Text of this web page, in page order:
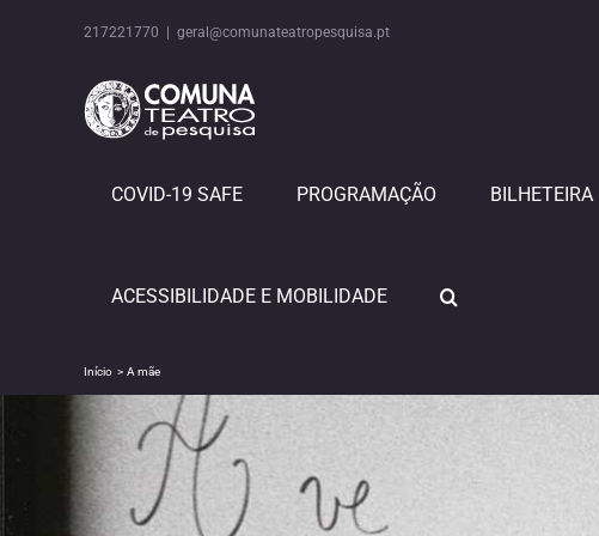
217221770 geral@comunateatropesquisa.pt
COVID-19 SAFE PROGRAMAÇÃO BILHETEIRA
ACESSIBILIDADE E MOBILIDADE
Início A mãe